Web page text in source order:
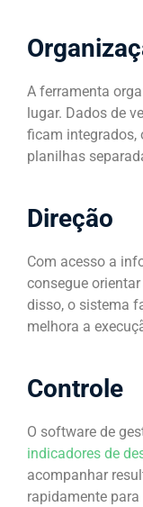
A ferramenta
lugar. Dados de
ficam integrados,
planilhas
Direção
Com acesso a
consegue
disso, o sistema
melhora a
Controle
O software de
indicadores de
acompanhar
rapidamente para